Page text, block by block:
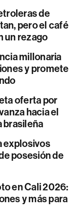
de
pero el café
un rezago
millonaria
y promete
oferta por
hacia el
brasileña
explosivos
posesión de
en Cali 2026:
y más para